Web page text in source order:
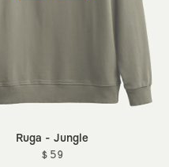
Ruga - Jungle
$ 59